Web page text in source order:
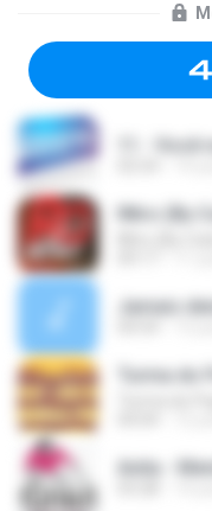
INtro (By
Anita -